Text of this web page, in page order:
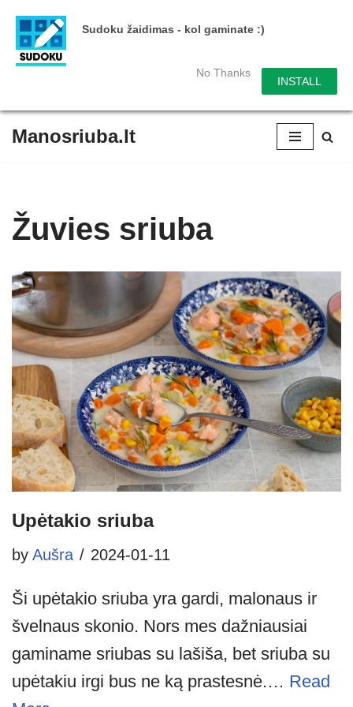
Sudoku žaidimas - kol gaminate :)
No Thanks
INSTALL
content
Manosriuba.lt
Žuvies sriuba
Upėtakio sriuba
by Aušra 2024-01-11
Ši upėtakio sriuba yra gardi, malonaus ir
švelnaus skonio. Nors mes dažniausiai
gaminame sriubas su lašiša, bet sriuba su
upėtakiu irgi bus ne ką prastesnė.… Read